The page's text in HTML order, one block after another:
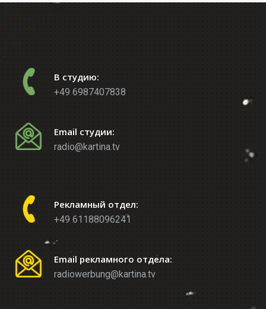
В студию:
+49 6987407838
Email студии:
radio@kartina.tv
Рекламный отдел:
+49 61188096241
Email рекламного отдела:
radiowerbung@kartina.tv